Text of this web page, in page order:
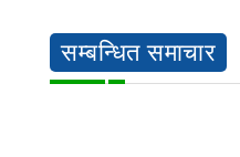
सम्बन्धित समाचार